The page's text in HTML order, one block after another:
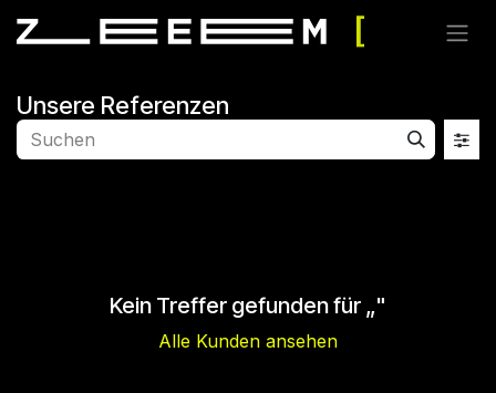
Unsere Referenzen
Kein Treffer gefunden für „"
Alle Kunden ansehen